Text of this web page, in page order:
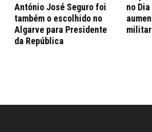
António José Seguro foi
também o escolhido no
Algarve para Presidente
da República
no
militar